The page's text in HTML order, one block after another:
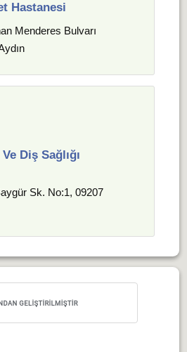
Hastanesi
Menderes Bulvarı
Diş Sağlığı
Sk. No:1, 09207